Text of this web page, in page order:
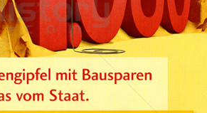
SCHWÄBISCH HALL
Schwäbisch Hall AG
2011